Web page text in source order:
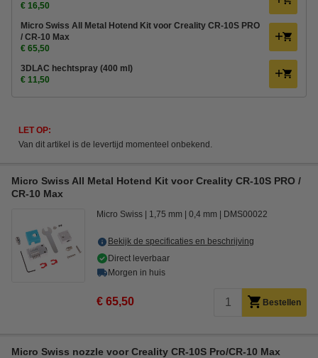
€ 16,50
Micro Swiss All Metal Hotend Kit voor Creality CR-10S PRO
/ CR-10 Max
€ 65,50
3DLAC hechtspray (400 ml)
€ 11,50
LET OP:
Van dit artikel is de levertijd momenteel onbekend.
Micro Swiss All Metal Hotend Kit voor Creality CR-10S PRO /
CR-10 Max
Micro Swiss 1,75 mm 0,4 mm DMS00022
Bekijk de specificaties en beschrijving
Direct leverbaar
Morgen in huis
€ 65,50 Bestellen
Micro Swiss nozzle voor Creality CR-10S Pro/CR-10 Max